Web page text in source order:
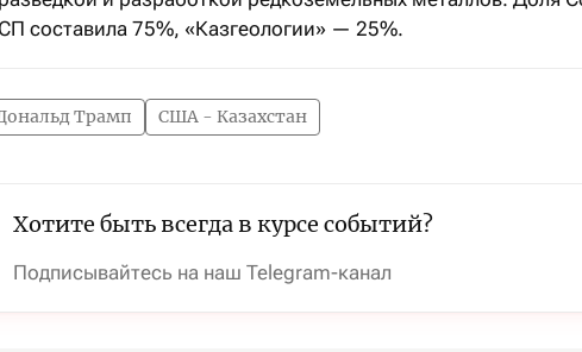
составила 75%, «Казгеологии» — 25%.
Трамп США - Казахстан
Хотите быть всегда в курсе событий?
Подписывайтесь на наш Telegram-канал